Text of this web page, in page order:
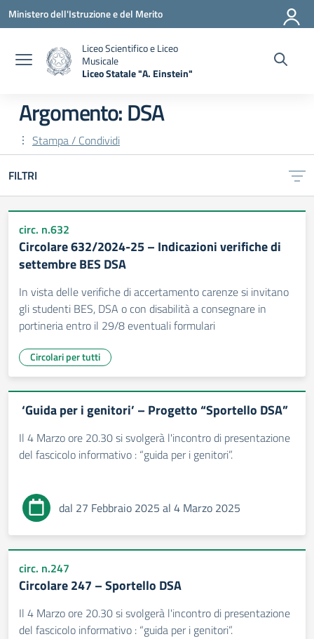
Vai ai contenuti
Vai al menu di navigazione
Vai al footer
Ministero dell'Istruzione e del Merito
Liceo Scientifico e Liceo
Musicale
Liceo Statale "A. Einstein"
Argomento: DSA
Stampa / Condividi
FILTRI
circ. n.632
Circolare 632/2024-25 – Indicazioni verifiche di
settembre BES DSA
In vista delle verifiche di accertamento carenze si invitano
gli studenti BES, DSA o con disabilità a consegnare in
portineria entro il 29/8 eventuali formulari
Circolari per tutti
‘Guida per i genitori’ – Progetto “Sportello DSA”
Il 4 Marzo ore 20.30 si svolgerà l'incontro di presentazione
del fascicolo informativo : “guida per i genitori”.
dal 27 Febbraio 2025 al 4 Marzo 2025
circ. n.247
Circolare 247 – Sportello DSA
Il 4 Marzo ore 20.30 si svolgerà l'incontro di presentazione
del fascicolo informativo : “guida per i genitori”.